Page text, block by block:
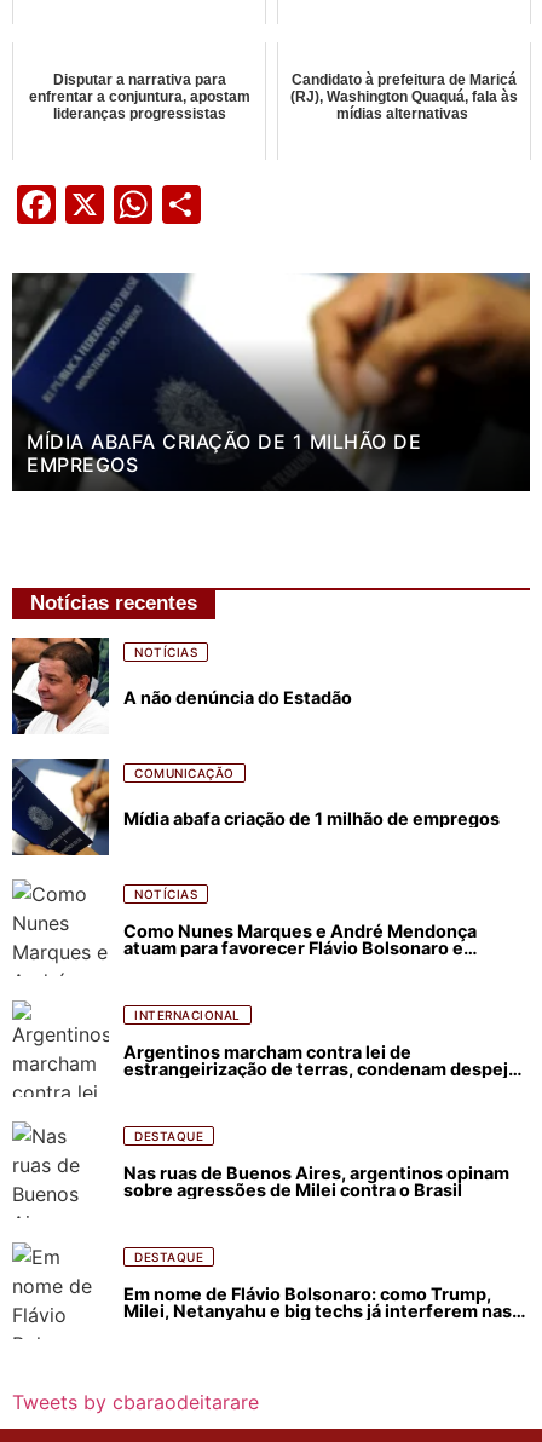
Disputar a narrativa para
enfrentar a conjuntura, apostam
lideranças progressistas
Candidato à prefeitura de Maricá
(RJ), Washington Quaquá, fala às
mídias alternativas
Facebook
X WhatsApp
MÍDIA ABAFA CRIAÇÃO DE 1 MILHÃO DE
EMPREGOS
Notícias recentes
NOTÍCIAS
A não denúncia do Estadão
COMUNICAÇÃO
Mídia abafa criação de 1 milhão de empregos
NOTÍCIAS
Como Nunes Marques e André Mendonça
atuam para favorecer Flávio Bolsonaro e
INTERNACIONAL
Argentinos marcham contra lei de
estrangeirização de terras, condenam despejos
DESTAQUE
Nas ruas de Buenos Aires, argentinos opinam
sobre agressões de Milei contra o Brasil
DESTAQUE
Em nome de Flávio Bolsonaro: como Trump,
Milei, Netanyahu e big techs já interferem nas
Tweets by cbaraodeitarare